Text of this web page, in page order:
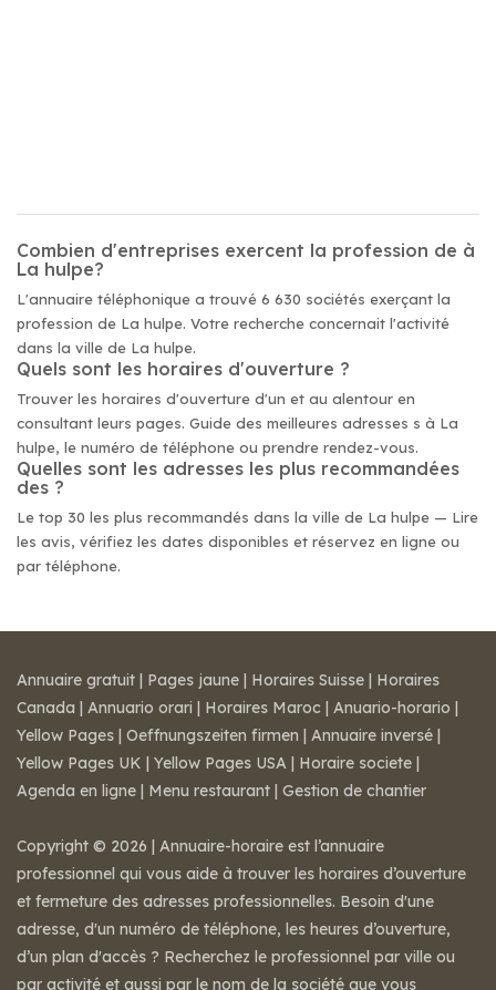
Combien d'entreprises exercent la profession de à
La hulpe?
L'annuaire téléphonique a trouvé 6 630 sociétés exerçant la
profession de La hulpe. Votre recherche concernait l'activité
dans la ville de La hulpe.
Quels sont les horaires d'ouverture ?
Trouver les horaires d'ouverture d'un et au alentour en
consultant leurs pages. Guide des meilleures adresses s à La
hulpe, le numéro de téléphone ou prendre rendez-vous.
Quelles sont les adresses les plus recommandées
des ?
Le top 30 les plus recommandés dans la ville de La hulpe — Lire
les avis, vérifiez les dates disponibles et réservez en ligne ou
par téléphone.
Annuaire gratuit | Pages jaune | Horaires Suisse | Horaires
Canada | Annuario orari | Horaires Maroc | Anuario-horario |
Yellow Pages | Oeffnungszeiten firmen | Annuaire inversé |
Yellow Pages UK | Yellow Pages USA | Horaire societe |
Agenda en ligne | Menu restaurant | Gestion de chantier
Copyright © 2026 | Annuaire-horaire est l’annuaire
professionnel qui vous aide à trouver les horaires d’ouverture
et fermeture des adresses professionnelles. Besoin d'une
adresse, d'un numéro de téléphone, les heures d’ouverture,
d’un plan d'accès ? Recherchez le professionnel par ville ou
par activité et aussi par le nom de la société que vous